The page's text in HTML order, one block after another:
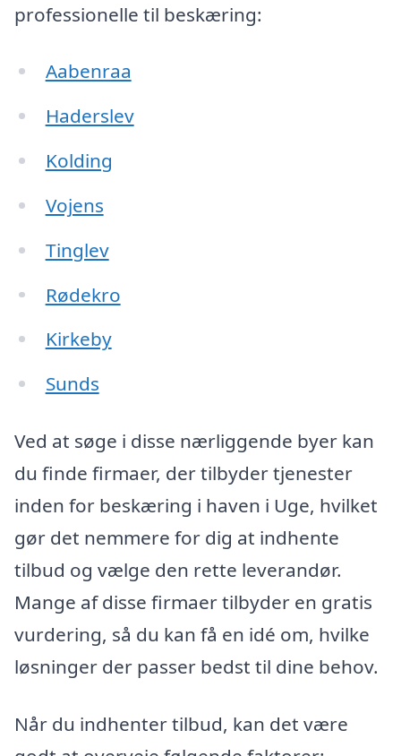
professionelle til beskæring:
Aabenraa
Haderslev
Kolding
Vojens
Tinglev
Rødekro
Kirkeby
Sunds
Ved at søge i disse nærliggende byer kan
du finde firmaer, der tilbyder tjenester
inden for beskæring i haven i Uge, hvilket
gør det nemmere for dig at indhente
tilbud og vælge den rette leverandør.
Mange af disse firmaer tilbyder en gratis
vurdering, så du kan få en idé om, hvilke
løsninger der passer bedst til dine behov.
Når du indhenter tilbud, kan det være